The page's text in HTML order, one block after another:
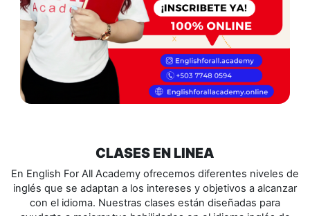
CLASES EN LINEA
En English For All Academy ofrecemos diferentes niveles de
inglés que se adaptan a los intereses y objetivos a alcanzar
con el idioma. Nuestras clases están diseñadas para